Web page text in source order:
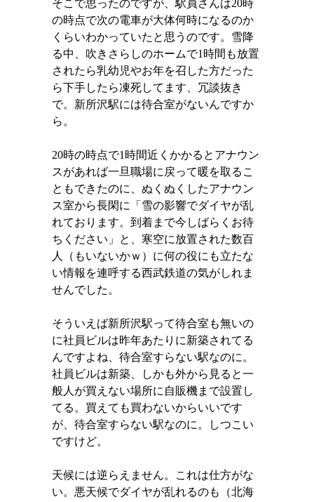
そこで思ったのですが、駅員さんは20時
の時点で次の電車が大体何時になるのか
くらいわかっていたと思うのです。雪降
る中、吹きさらしのホームで1 時間も放置
されたら乳幼児やお年を召した方だった
ら下手したら凍死してます、冗談抜き
で。新所沢駅には待合室がないんですか
ら。
20時の時点で1 時間近くかかるとアナウン
スがあれば一旦職場に戻って暖を取るこ
ともできたのに、ぬくぬくしたアナウン
ス室から長閑に「雪の影響でダイヤが乱
れております。到着まで今しばらくお待
ちください」と、寒空に放置された数百
人（もいないかｗ）に何の役にも立たな
い情報を連呼する西武鉄道の気がしれま
せんでした。
そういえば新所沢駅って待合室も無いの
に社員ビルは昨年あたりに新築されてる
んですよね、待合室すらない駅なのに。
社員ビルは新築、しかも外から見ると一
般人が買えない場所に自販機まで設置し
てる。買えても買わないからいいです
が、待合室すらない駅なのに。しつこい
ですけど。
天候には逆らえません。これは仕方がな
い。悪天候でダイヤが乱れるのも（北海